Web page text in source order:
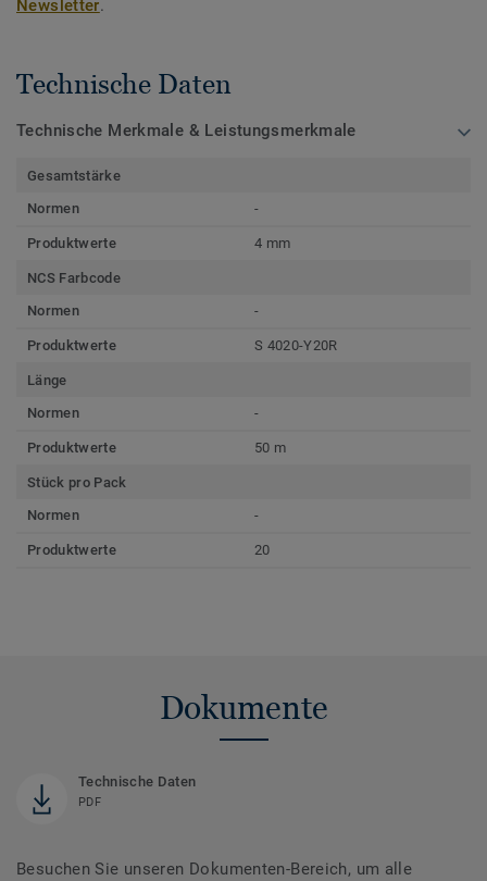
Newsletter.
Technische Daten
Technische Merkmale & Leistungsmerkmale
Gesamtstärke
Normen
-
Produktwerte 4 mm
NCS Farbcode
Normen
-
Produktwerte S 4020-Y20R
Länge
Normen
-
Produktwerte 50 m
Stück pro Pack
Normen
-
Produktwerte 20
Dokumente
Technische Daten
PDF
Besuchen Sie unseren Dokumenten-Bereich, um alle